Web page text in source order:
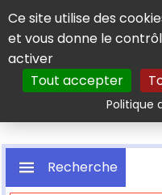
Panneau de gestion des
Ce site utilise des
et vous donne le
activer
Tout accepter
Politique
Recherche